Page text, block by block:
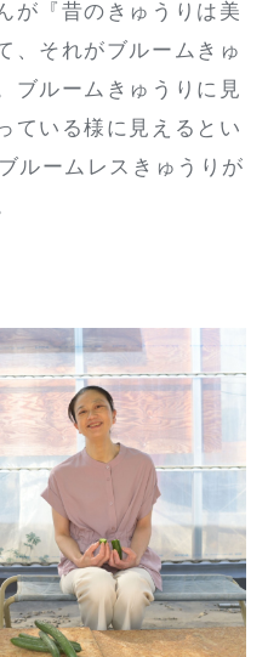
が『昔のきゅうりは美
、それがブルームきゅ
ブルームきゅうりに見
ている様に見えるとい
ルームレスきゅうりが